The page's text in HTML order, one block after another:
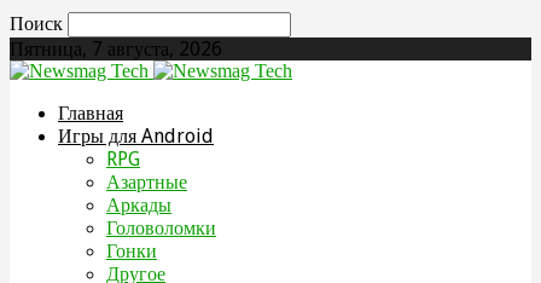
Поиск
Пятница, 7 августа, 2026
Главная
Игры для Android
RPG
Азартные
Аркады
Головоломки
Гонки
Другое